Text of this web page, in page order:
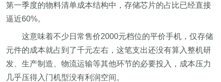
第一季度的物料清单成本结构中，存储芯片的占比已经直接
逼近60%。
这意味着不少日常售价2000元档位的平价手机，仅存储
元件的成本就占到了千元左右，这笔支出还没有算入整机研
发、生产制造、物流运输等其他环节的必要投入，成本压力
几乎压得入门机型没有利润空间。